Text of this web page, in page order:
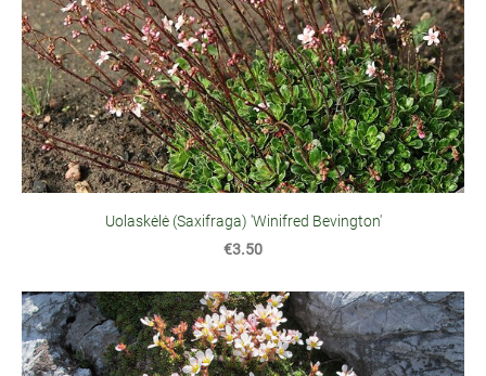
Uolaskėlė (Saxifraga) 'Winifred Bevington'
€3.50